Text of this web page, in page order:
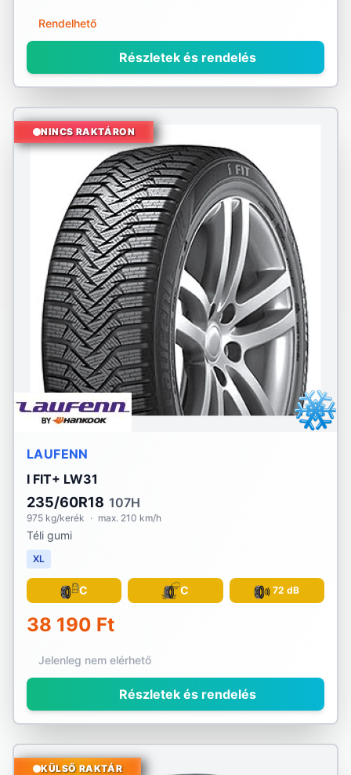
Rendelhető
Részletek és rendelés
NINCS RAKTÁRON
LAUFENN
I FIT+ LW31
235/60R18 107H
975 kg/kerék · max. 210 km/h
Téli gumi
XL
C C 72 dB
38 190 Ft
Jelenleg nem elérhető
Részletek és rendelés
KÜLSŐ RAKTÁR